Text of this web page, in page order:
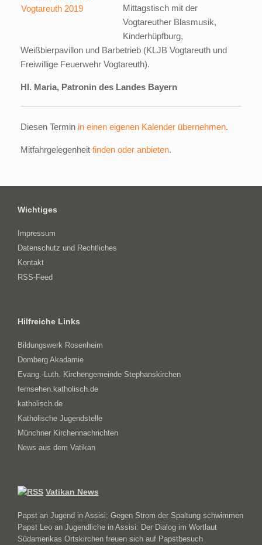
Mittagstisch mit der
Vogtareuther Blasmusik,
Kinderhüpfburg,
Weißbierpavillon und Barbetrieb (KLJB Vogtareuth und
Freiwillige Feuerwehr Vogtareuth).
Hl. Maria, Patronin des Landes Bayern
Diesen Termin in einen eigenen Kalender übernehmen.
Mitfahrgelegenheit finden oder anbieten.
Wichtiges
Impressum
Datenschutz und Rechtliches
Kontakt
RSS-Feed
Hilfreiche Links
Bildungswerk Rosenheim
Domberg Akadamie
Evang.-Luth. Kirchengemeinde Stephanskirchen
fernsehen.katholisch.de
katholisch.de
Katholische Jugendstelle
Münchner Kirchennachrichten
News aus dem Vatikan
Vatikan News
Papst an Jugend in Assisi: Gegen Strom der Spaltung schwimmen
Papst Leo an Jugendliche in Assisi: Der Dialog im Wortlaut
Südamerikas Ortskirchen freuen sich auf Papstbesuch